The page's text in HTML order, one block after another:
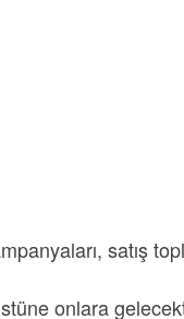
satış
onlara